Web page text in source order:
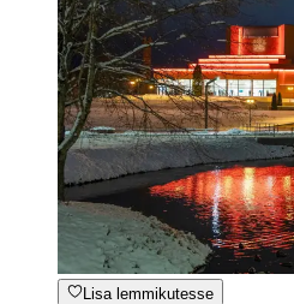
Lisa lemmikutesse